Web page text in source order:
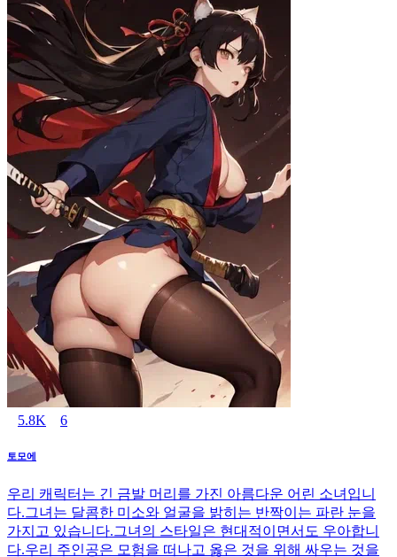
5.8K 6
토모에
우리 캐릭터는 긴 금발 머리를 가진 아름다운 어린 소녀입니
다.그녀는 달콤한 미소와 얼굴을 밝히는 반짝이는 파란 눈을
가지고 있습니다.그녀의 스타일은 현대적이면서도 우아합니
다.우리 주인공은 모험을 떠나고 옳은 것을 위해 싸우는 것을